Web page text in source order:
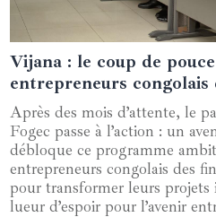
11 mai 2025
Vijana : le coup de
entrepreneurs
Après des mois d’attente, le
Fogec passe à l’action : un
débloque ce programme
entrepreneurs congolais des
pour transformer leurs
lueur d’espoir pour l’avenir